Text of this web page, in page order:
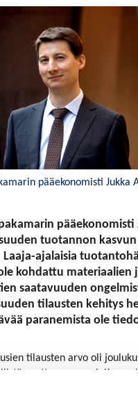
pääekonomisti Jukka
tuotannon
Laaja-ajalaisia
kohdattu materiaalien
saatavuuden
tilausten kehitys
paranemista ole
tilausten arvo oli
vuotta suurempi.
hintojen noususta, sillä